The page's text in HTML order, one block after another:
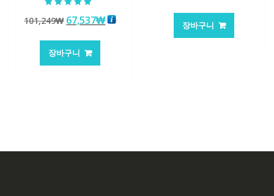
5.00
로 평가됨
101,249₩ 원
가
격:
67,537₩현
장바구니
가
격:
장바구니